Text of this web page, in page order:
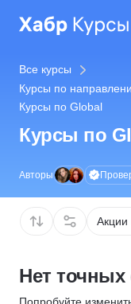
Все курсы
Курсы по
Курсы по Global
Курсы по
Авторы
Акции
Нет точных